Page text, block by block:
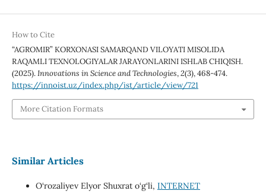
How to Cite
“АGROMIR” KORXONASI SAMARQAND VILOYATI MISOLIDA
RAQAMLI TEXNOLOGIYALAR JARAYONLARINI ISHLAB CHIQISH.
(2025).Innovations in Science and Technologies,2(3), 468-474.
https://innoist.uz/index.php/ist/article/view/721
More Citation Formats
Similar Articles
O‘rozaliyev Elyor Shuxrat o‘g‘li, INTERNET